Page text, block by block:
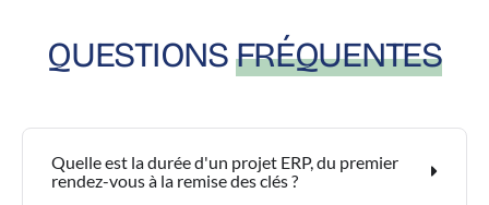
QUESTIONSFRÉQUENTES
Quelle est la durée d'un projet ERP, du premier
rendez-vous à la remise des clés ?